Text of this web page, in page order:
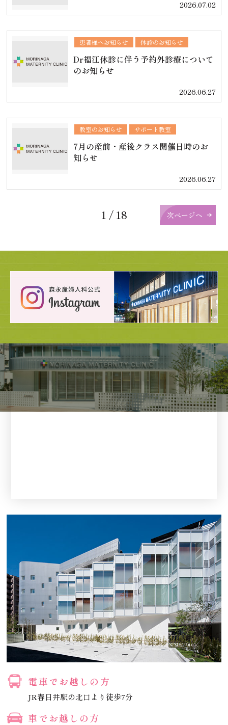
2026.07.02
患者様へお知らせ 休診のお知らせ
Dr福江休診に伴う予約外診療について
のお知らせ
2026.06.27
教室のお知らせ サポート教室
7月の産前・産後クラス開催日時のお
知らせ
2026.06.27
1 / 18 次ページへ
電車でお越しの方
JR春日井駅の北口より徒歩7分
車でお越しの方